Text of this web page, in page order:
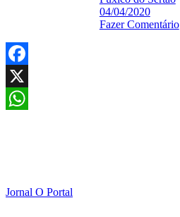
04/04/2020
Fazer Comentário
Facebook
X
Jornal O Portal